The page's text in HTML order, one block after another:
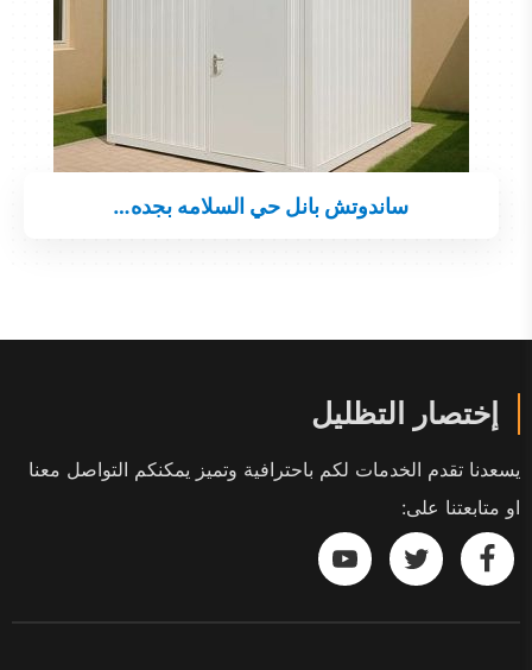
ساندوتش بانل حي السلامه بجده…
إختصار التظليل
يسعدنا تقدم الخدمات لكم باحترافية وتميز يمكنكم التواصل معنا
او متابعتنا على:
تابعنا تابعنا تابعنا